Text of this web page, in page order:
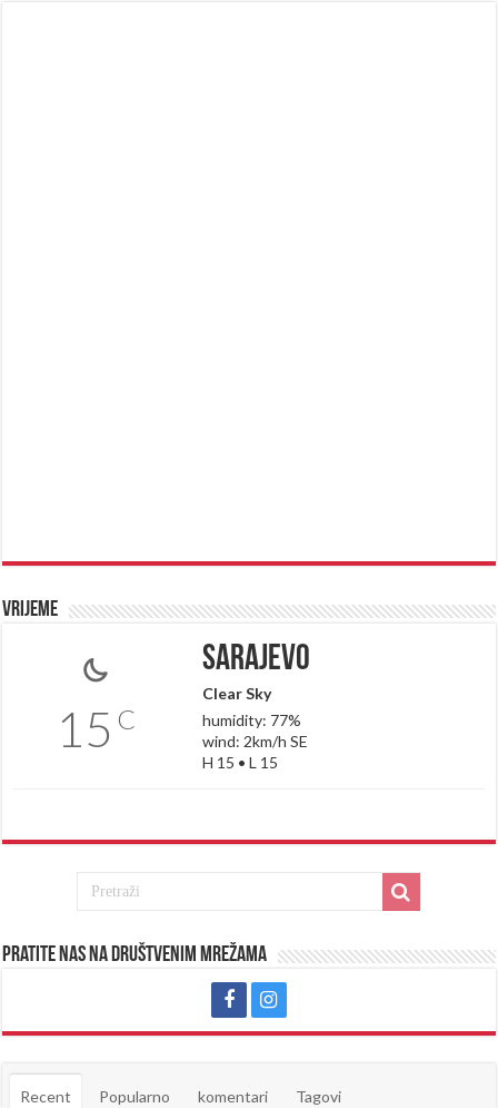
Vrijeme
15 C
Sarajevo
Clear Sky
humidity: 77%
wind: 2km/h SE
H 15 • L 15
Pratite nas na društvenim mrežama
Recent Popularno komentari Tagovi